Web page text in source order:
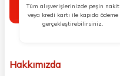
Tüm alışverişlerinizde peşin nakit
veya kredi kartı ile kapıda ödeme
gerçekleştirebilirsiniz.
Hakkımızda